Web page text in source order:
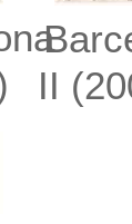
II